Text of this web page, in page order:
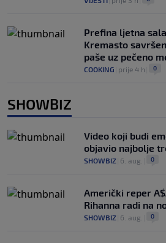
Prefina ljetna
Kremasto
paše uz pečeno
COOKING prije 4 h 0
SHOWBIZ
Video koji budi
objavio najbolje
SHOWBIZ 6. aug. 0
Američki reper
Rihanna radi na
SHOWBIZ 6. aug. 0